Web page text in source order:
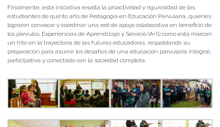
Finalmente, esta iniciativa resalta la proactividad y rigurosidad de las
estudiantes de quinto año de Pedagogía en Educación Parvularia, quienes
lograron convocar y coordinar una red de apoyo colaborativa en beneficio de
los párvulos. Experiencias de Aprendizaje y Servicio (A+S) como esta marcan
un hito en la trayectoria de las futuras educadoras, respaldando su
preparación para asumir los desafíos de una educación parvularia integral,
participativa y conectada con la sociedad completa.